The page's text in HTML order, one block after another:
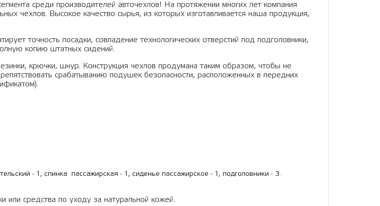
среди производителей авточехлов! На протяжении многих лет компания
чехлов. Высокое качество сырья, из которых изготавливается наша продукция,
точность посадки, совпадение технологических отверстий под подголовники,
копию штатных сидений.
крючки, шнур. Конструкция чехлов продумана таким образом, чтобы не
срабатыванию подушек безопасности, расположенных в передних
- 1, спинка пассажирская - 1, сиденье пассажирское - 1, подголовники - 3.
или средства по уходу за натуральной кожей.